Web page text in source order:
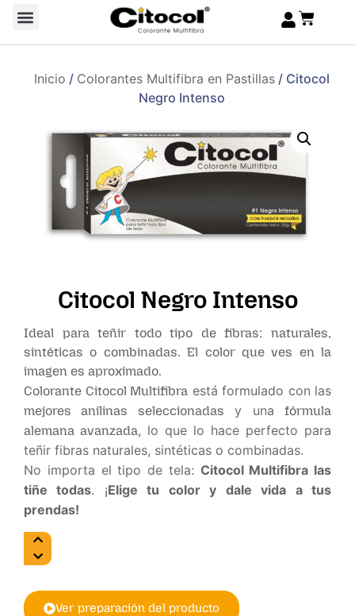
Inicio / Colorantes Multifibra en Pastillas/ Citocol
Negro Intenso
Citocol Negro Intenso
Ideal para teñir todo tipo de fibras: naturales,
sintéticas o combinadas. El color que ves en la
imagen es aproximado.
Colorante Citocol Multifibra está formulado con las
mejores anilinas seleccionadas y unafórmula
alemana avanzada, lo que lo hace perfecto para
teñir fibras naturales, sintéticas o combinadas.
No importa el tipo de tela: Citocol Multifibra las
tiñe todas. ¡Elige tu color y dale vida a tus
prendas!
Ver preparación del producto